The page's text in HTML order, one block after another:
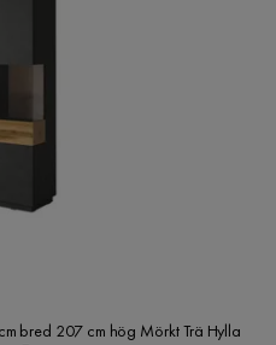
bred 207 cm hög Mörkt Trä Hylla